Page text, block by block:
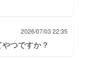
2026/07/03 22:35
つですか？